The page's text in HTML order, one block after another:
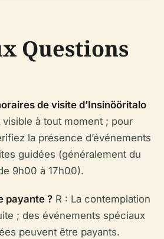
Questions
de visite d’Insinööritalo
visible à tout moment ; pour
la présence d’événements
guidées (généralement du
9h00 à 17h00).
payante ? R : La contemplation
; des événements spéciaux
peuvent être payants.